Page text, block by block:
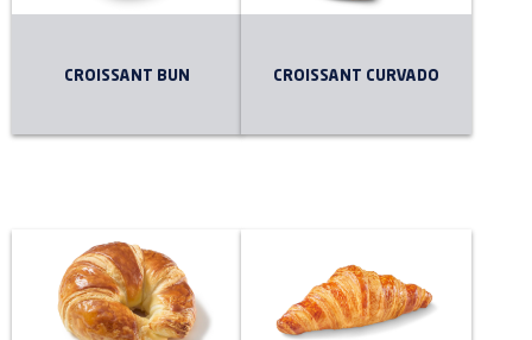
CROISSANT BUN CROISSANT CURVADO